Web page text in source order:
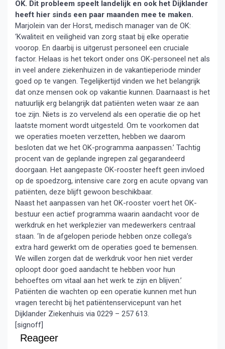
OK. Dit probleem speelt landelijk en ook het Dijklander
heeft hier sinds een paar maanden mee te maken.
Marjolein van der Horst, medisch manager van de OK:
‘Kwaliteit en veiligheid van zorg staat bij elke operatie
voorop. En daarbij is uitgerust personeel een cruciale
factor. Helaas is het tekort onder ons OK-personeel net als
in veel andere ziekenhuizen in de vakantieperiode minder
goed op te vangen. Tegelijkertijd vinden we het belangrijk
dat onze mensen ook op vakantie kunnen. Daarnaast is het
natuurlijk erg belangrijk dat patiënten weten waar ze aan
toe zijn. Niets is zo vervelend als een operatie die op het
laatste moment wordt uitgesteld. Om te voorkomen dat
we operaties moeten verzetten, hebben we daarom
besloten dat we het OK-programma aanpassen.’ Tachtig
procent van de geplande ingrepen zal gegarandeerd
doorgaan. Het aangepaste OK-rooster heeft geen invloed
op de spoedzorg, intensive care zorg en acute opvang van
patiënten, deze blijft gewoon beschikbaar.
Naast het aanpassen van het OK-rooster voert het OK-
bestuur een actief programma waarin aandacht voor de
werkdruk en het werkplezier van medewerkers centraal
staan. ‘In de afgelopen periode hebben onze collega’s
extra hard gewerkt om de operaties goed te bemensen.
We willen zorgen dat de werkdruk voor hen niet verder
oploopt door goed aandacht te hebben voor hun
behoeftes om vitaal aan het werk te zijn en blijven.’
Patiënten die wachten op een operatie kunnen met hun
vragen terecht bij het patiëntenservicepunt van het
Dijklander Ziekenhuis via 0229 – 257 613.
[signoff]
Reageer